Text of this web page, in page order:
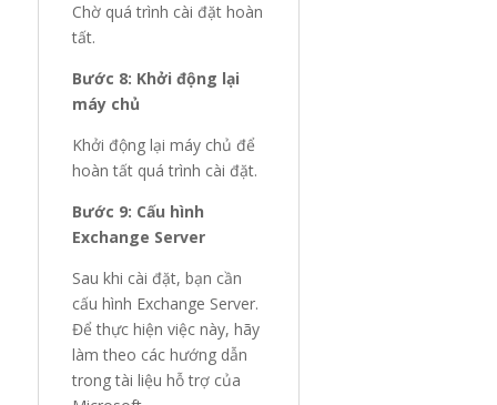
Chờ quá trình cài đặt hoàn
tất.
Bước 8: Khởi động lại
máy chủ
Khởi động lại máy chủ để
hoàn tất quá trình cài đặt.
Bước 9: Cấu hình
Exchange Server
Sau khi cài đặt, bạn cần
cấu hình Exchange Server.
Để thực hiện việc này, hãy
làm theo các hướng dẫn
trong tài liệu hỗ trợ của